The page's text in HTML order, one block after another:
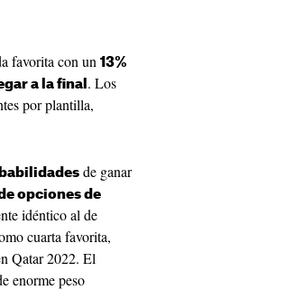
favorita con un 13%
a la final . Los
por plantilla,
de ganar
opciones de
idéntico al de
cuarta favorita,
Qatar 2022. El
enorme peso